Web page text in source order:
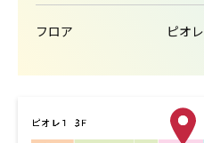
フロア ピオ